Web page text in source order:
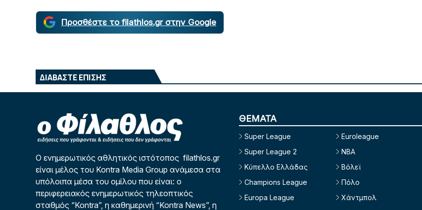
Προσθέστε το filathlos.gr στην Google
ΔΙΑΒΑΣΤΕ ΕΠΙΣΗΣ
Ο ενημερωτικός αθλητικός ιστότοπος filathlos.gr
είναι μέλος του Kontra Media Group ανάμεσα στα
υπόλοιπα μέσα του ομίλου που είναι: ο
περιφερειακός ενημερωτικός τηλεοπτικός
σταθμός “Kontra”, η καθημερινή “Kontra News”, η
ΘΕΜΑΤΑ
Super League
Super League 2
Κύπελλο Ελλάδας
Champions League
Europa League
Euroleague
NBA
Βόλεϊ
Πόλο
Χάντμπολ